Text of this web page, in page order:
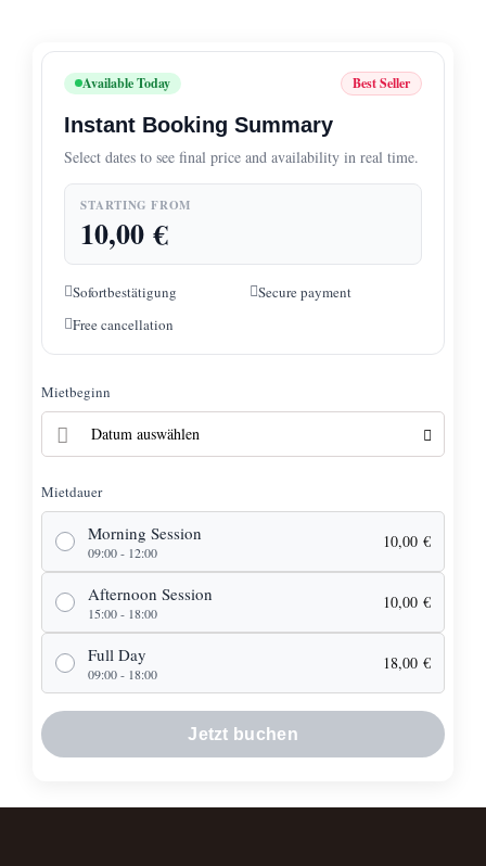
Available Today Best Seller
Instant Booking Summary
Select dates to see final price and availability in real time.
STARTING FROM
10,00€
Sofortbestätigung
Secure payment
Free cancellation
Mietbeginn
Mietdauer
Morning Session
09:00 - 12:00
10,00 €
Afternoon Session
15:00 - 18:00
10,00 €
Full Day
09:00 - 18:00
18,00 €
Jetzt buchen